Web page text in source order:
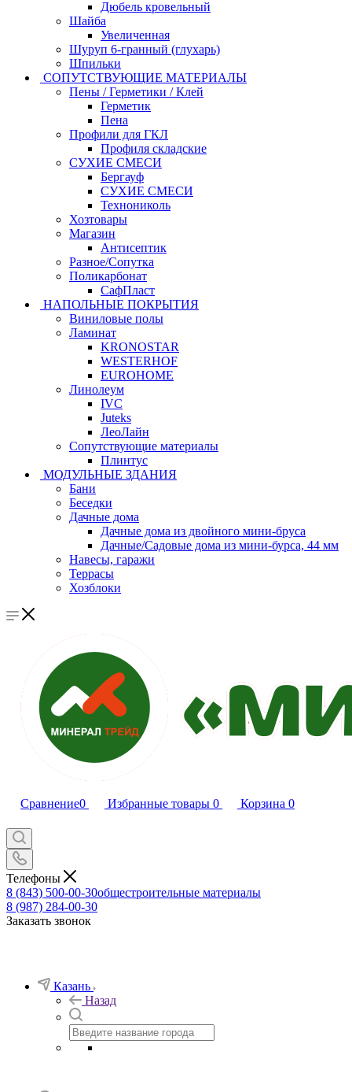
Дюбель кровельный
Шайба
Увеличенная
Шуруп 6-гранный (глухарь)
Шпильки
СОПУТСТВУЮЩИЕ МАТЕРИАЛЫ
Пены / Герметики / Клей
Герметик
Пена
Профили для ГКЛ
Профиля складские
СУХИЕ СМЕСИ
Бергауф
СУХИЕ СМЕСИ
Технониколь
Хозтовары
Магазин
Антисептик
Разное/Сопутка
Поликарбонат
СафПласт
НАПОЛЬНЫЕ ПОКРЫТИЯ
Виниловые полы
Ламинат
KRONOSTAR
WESTERHOF
EUROHOME
Линолеум
IVC
Juteks
ЛеоЛайн
Сопутствующие материалы
Плинтус
МОДУЛЬНЫЕ ЗДАНИЯ
Бани
Беседки
Дачные дома
Дачные дома из двойного мини-бруса
Дачные/Садовые дома из мини-бурса, 44 мм
Навесы, гаражи
Террасы
Хозблоки
Сравнение0 Избранные товары 0 Корзина 0
Телефоны
8 (843) 500-00-30общестроительные материалы
8 (987) 284-00-30
Заказать звонок
Казань
Назад